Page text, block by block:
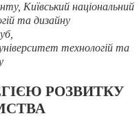
Київський національний
та дизайну
технологій та
РОЗВИТКУ